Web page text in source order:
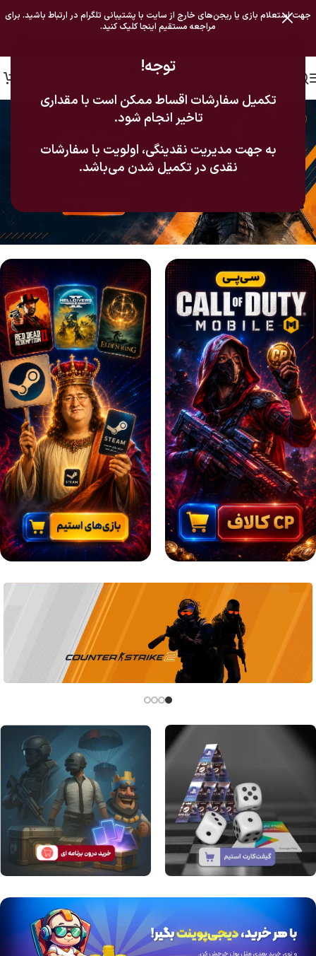
توجه!
تکمیل سفارشات اقساط ممکن است با مقداری
تاخیر انجام شود.
به جهت مدیریت نقدینگی، اولویت با سفارشات
نقدی در تکمیل شدن می‌باشد.
جهت استعلام بازی یا ریجن‌های خارج از سایت با پشتیبانی تلگرام در ارتباط باشید. برای
مراجعه مستقیم اینجا کلیک کنید.